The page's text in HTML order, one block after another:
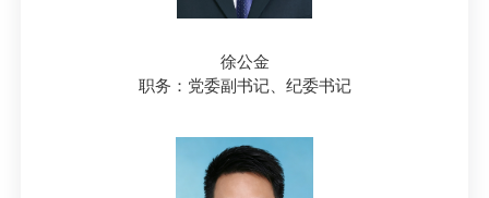
徐公金
职务：党委副书记、纪委书记